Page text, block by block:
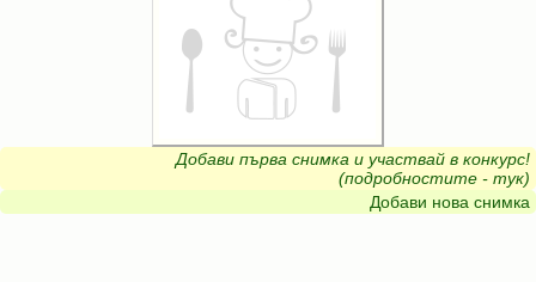
Добави първа снимка и участвай в конкурс!
(подробностите - тук)
Добави нова снимка